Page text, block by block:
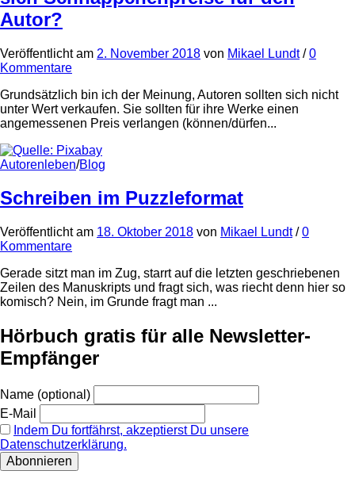
Autor?
Veröffentlichtam 2. November 2018 von Mikael Lundt /0
Kommentare
Grundsätzlich bin ich der Meinung, Autoren sollten sich nicht
unter Wert verkaufen. Sie sollten für ihre Werke einen
angemessenen Preis verlangen (können/dürfen...
Autorenleben/Blog
Schreiben im Puzzleformat
Veröffentlichtam 18. Oktober 2018 von Mikael Lundt /0
Kommentare
Gerade sitzt man im Zug, starrt auf die letzten geschriebenen
Zeilen des Manuskripts und fragt sich, was riecht denn hier so
komisch? Nein, im Grunde fragt man ...
Hörbuch gratis für alle Newsletter-
Empfänger
Name (optional)
E-Mail
Indem Du fortfährst, akzeptierst Du unsere
Datenschutzerklärung.